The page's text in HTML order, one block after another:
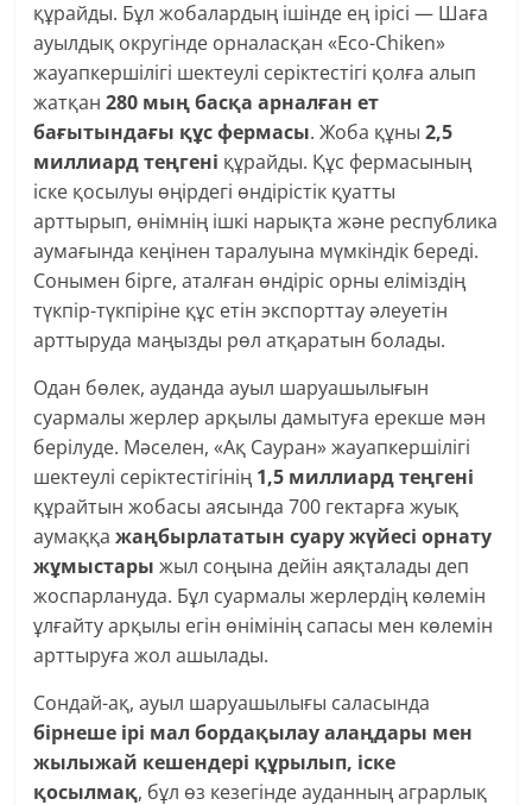
құрайды. Бұл жобалардың ішінде ең ірісі — Шаға
ауылдық округінде орналасқан «Eco-Chiken»
жауапкершілігі шектеулі серіктестігі қолға алып
жатқан280 мың басқа арналған ет
бағытындағы құс фермасы. Жоба құны2,5
миллиард теңгені құрайды. Құс фермасының
іске қосылуы өңірдегі өндірістік қуатты
арттырып, өнімнің ішкі нарықта және республика
аумағында кеңінен таралуына мүмкіндік береді.
Сонымен бірге, аталған өндіріс орны еліміздің
түкпір-түкпіріне құс етін экспорттау әлеуетін
арттыруда маңызды рөл атқаратын болады.
Одан бөлек, ауданда ауыл шаруашылығын
суармалы жерлер арқылы дамытуға ерекше мән
берілуде. Мәселен, «Ақ Сауран» жауапкершілігі
шектеулі серіктестігінің 1,5 миллиард теңгені
құрайтын жобасы аясында 700 гектарға жуық
аумаққажаңбырлататын суару жүйесі орнату
жұмыстары жыл соңына дейін аяқталады деп
жоспарлануда. Бұл суармалы жерлердің көлемін
ұлғайту арқылы егін өнімінің сапасы мен көлемін
арттыруға жол ашылады.
Сондай-ақ, ауыл шаруашылығы саласында
бірнеше ірі мал бордақылау алаңдары мен
жылыжай кешендері құрылып, іске
қосылмақ, бұл өз кезегінде ауданның аграрлық